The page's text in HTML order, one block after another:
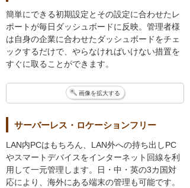
簡単にできる初期設定とその設定に合わせたレ
ポートが毎日ダッシュボードに反映。管理者様
は自身の企業に合わせたダッシュボードをチェ
ックするだけで、やらなければいけない措置を
すぐに取ることができます。
画像を拡大する
サーバーレス・ロケーションフリー
LAN内PCはもちろん、LAN外への持ち出しPC
やスマートデバイスをインターネット回線を利
用して一元管理します。日・中・英の3カ国対
応により、海外にある端末の管理も可能です。